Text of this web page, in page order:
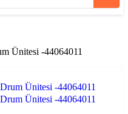
Ünitesi -44064011